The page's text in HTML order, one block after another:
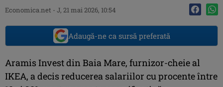
Economica.net - J, 21 mai 2026, 10:54
Adaugă-ne ca sursă preferată
Aramis Invest din Baia Mare, furnizor-cheie al
IKEA, a decis reducerea salariilor cu procente între